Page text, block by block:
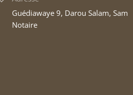
Guédiawaye 9, Darou Salam, Sam
Notaire